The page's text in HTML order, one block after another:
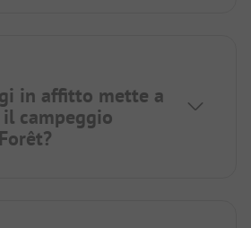
in affitto mette a
campeggio